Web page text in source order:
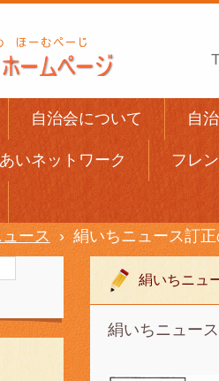
自治会について 自
いネットワーク フレ
ース › 絹いちニュース訂
絹いちニュ
絹いちニュー